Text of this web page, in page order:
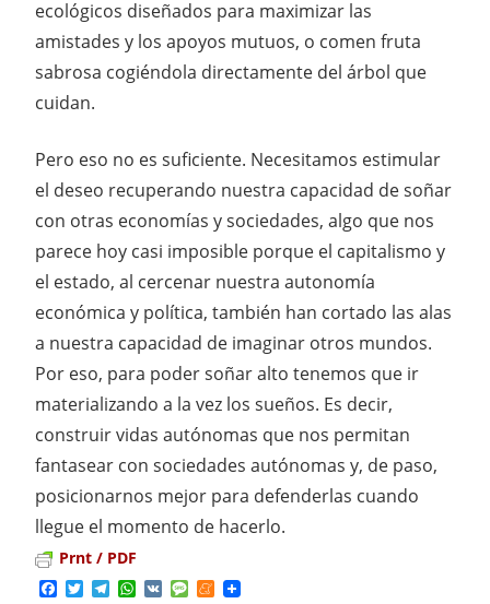
ecológicos diseñados para maximizar las
amistades y los apoyos mutuos, o comen fruta
sabrosa cogiéndola directamente del árbol que
cuidan.
Pero eso no es suficiente. Necesitamos estimular
el deseo recuperando nuestra capacidad de soñar
con otras economías y sociedades, algo que nos
parece hoy casi imposible porque el capitalismo y
el estado, al cercenar nuestra autonomía
económica y política, también han cortado las alas
a nuestra capacidad de imaginar otros mundos.
Por eso, para poder soñar alto tenemos que ir
materializando a la vez los sueños. Es decir,
construir vidas autónomas que nos permitan
fantasear con sociedades autónomas y, de paso,
posicionarnos mejor para defenderlas cuando
llegue el momento de hacerlo.
Prnt / PDF
Facebook
TwitterTelegram
WhatsApp
VK MessageMeneame